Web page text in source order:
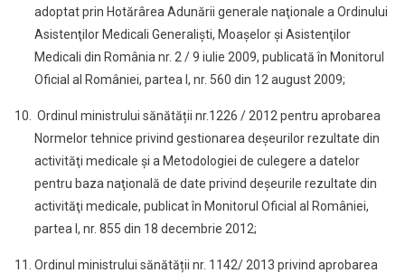
adoptat prin Hotărârea Adunării generale naţionale a Ordinului
Asistenţilor Medicali Generalişti, Moaşelor şi Asistenţilor
Medicali din România nr. 2 / 9 iulie 2009, publicată în Monitorul
Oficial al României, partea I, nr. 560 din 12 august 2009;
Ordinul ministrului sănătății nr.1226 / 2012 pentru aprobarea
Normelor tehnice privind gestionarea deşeurilor rezultate din
activităţi medicale şi a Metodologiei de culegere a datelor
pentru baza naţională de date privind deşeurile rezultate din
activităţi medicale, publicat în Monitorul Oficial al României,
partea I, nr. 855 din 18 decembrie 2012;
Ordinul ministrului sănătății nr. 1142/ 2013 privind aprobarea